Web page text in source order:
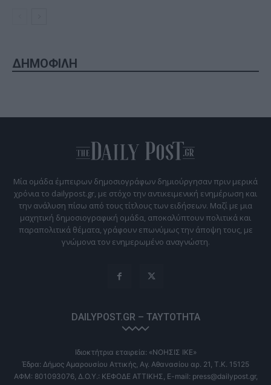
ΔΗΜΟΦΙΛΗ
Μία ομάδα έμπειρων δημοσιογράφων δημιούργησαν πριν μερικά
χρόνια το dailypost.gr, με στόχο την αντικειμενική ενημέρωση και
την ανάλυση πίσω από τους τίτλους των ειδήσεων. Μαζί με μια
μαχητική δημοσιογραφική ομάδα, αποκαλύπτουν πολιτικά και
παραπολιτικά θέματα, γράφουν επωνύμως την άποψη τους, με
γνώμονα τον ενημερωμένο αναγνώστη.
DAILYPOST.GR – ΤΑΥΤΌΤΗΤΑ
Ιδιοκτήτρια εταιρεία: «ΝΟΗΣΙΣ ΙΚΕ»
Έδρα: Δήμος Αμαρουσίου Αττικής, Αγ. Αθανασίου αρ. 21, Τ.Κ. 15125
ΑΦΜ: 801093076, Δ.Ο.Υ.: ΚΕΦΟΔΕ ΑΤΤΙΚΗΣ, E-mail: press@dailypost.gr,